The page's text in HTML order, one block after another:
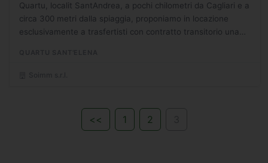
Quartu, localit SantAndrea, a pochi chilometri da Cagliari e a
circa 300 metri dalla spiaggia, proponiamo in locazione
esclusivamente a trasfertisti con contratto transitorio una
<< 1 2